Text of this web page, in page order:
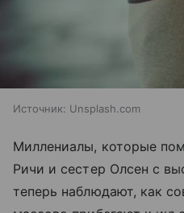
Источник: Unsplash.com
Миллениалы, которые
Ричи и сестер Олсен с
теперь наблюдают, как